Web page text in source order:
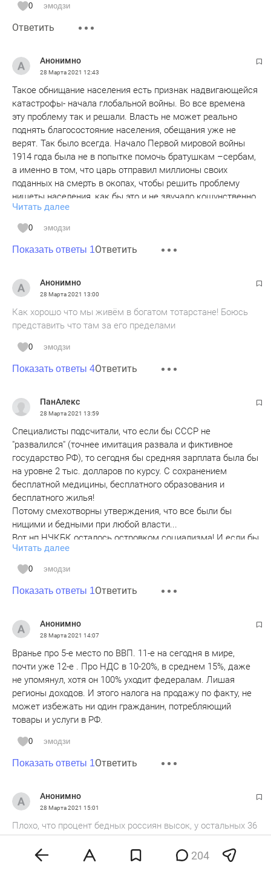
0 эмодзи
Ответить
Анонимно
28 Марта 2021 12:43
Такое обнищание населения есть признак надвигающейся
катастрофы- начала глобальной войны. Во все времена
эту проблему так и решали. Власть не может реально
поднять благосостояние населения, обещания уже не
верят. Так было всегда. Начало Первой мировой войны
1914 года была не в попытке помочь братушкам –сербам,
а именно в том, что царь отправил миллионы своих
поданных на смерть в окопах, чтобы решить проблему
нищеты населения, как бы это и не звучало кощунственно.
Хоть и пишут, что 1913 год был для империи одним из
самых благоприятных в экономическом смысле годом, но
он привел также к гигантскому обнищанию большой
массы народа. Шел переход от аграрного уклада жизни в
шли в города, но и там не было для них работы. Вот и
нашли способ избавиться от них, а заодно и погасить
также возникали на фоне обнищания населения и
неспособности властей решить эту проблему чисто
экономическим способом. Думаю, что и сейчас у властей
Читать далее
0 эмодзи
Показать ответы 1Ответить
Анонимно
28 Марта 2021 13:00
Как хорошо что мы живём в богатом тотарстане! Боюсь
представить что там за его пределами
0 эмодзи
Показать ответы 4Ответить
ПанАлекс
28 Марта 2021 13:59
Специалисты подсчитали, что если бы СССР не
"развалился" (точнее имитация развала и фиктивное
государство РФ), то сегодня бы средняя зарплата была бы
на уровне 2 тыс. долларов по курсу. С сохранением
бесплатной медицины, бесплатного образования и
бесплатного жилья!
Потому смехотворны утверждения, что все были бы
нищими и бедными при любой власти...
Вот нп НЧКБК осталось островком социализма! И если бы
не драконовские налоги РФ, то зп как раз бы достигала в
2 тыс. долл. в рублях! А стоимость пая, при увольнении или
пенсии - как раз на уровне бесплатной квартиры плюс
внедорожника!
Читать далее
0 эмодзи
Показать ответы 1Ответить
Анонимно
28 Марта 2021 14:07
Вранье про 5-е место по ВВП. 11-е на сегодня в мире,
почти уже 12-е . Про НДС в 10-20%, в среднем 15%, даже
не упомянул, хотя он 100% уходит федералам. Лишая
регионы доходов. И этого налога на продажу по факту, не
может избежать ни один гражданин, потребляющий
товары и услуги в РФ.
0 эмодзи
Показать ответы 1Ответить
Анонимно
28 Марта 2021 15:01
Плохо, что процент бедных россиян высок, у остальных 36
триллионов на счетах и 7 триллионов налички. Квартиры
все выкупили. Авто постоянно покупают.
Пандемия кончится, и будет много работы и возможности
204